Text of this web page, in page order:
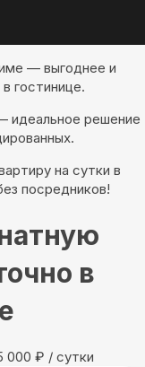
— выгоднее и
гостинице.
идеальное решение
на сутки в
посредников!
в
000 ₽ / сутки